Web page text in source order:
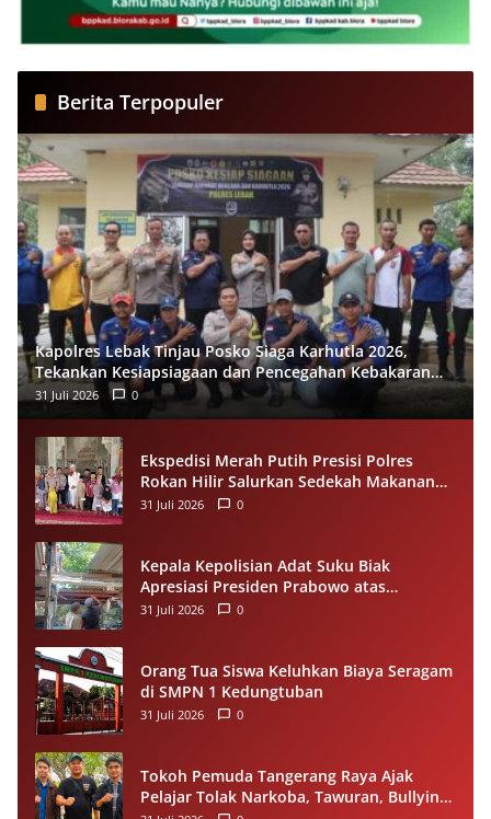
Berita Terpopuler
Kapolres Lebak Tinjau Posko Siaga Karhutla 2026,
Tekankan Kesiapsiagaan dan Pencegahan Kebakaran
Hutan
31 Juli 2026 0
Ekspedisi Merah Putih Presisi Polres
Rokan Hilir Salurkan Sedekah Makanan
untuk Anak Yatim di Panipahan
31 Juli 2026 0
Kepala Kepolisian Adat Suku Biak
Apresiasi Presiden Prabowo atas
Renovasi Rumah Singgah Pasar Boswesen
31 Juli 2026 0
Orang Tua Siswa Keluhkan Biaya Seragam
di SMPN 1 Kedungtuban
31 Juli 2026 0
Tokoh Pemuda Tangerang Raya Ajak
Pelajar Tolak Narkoba, Tawuran, Bullying